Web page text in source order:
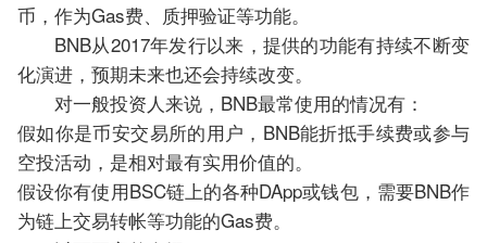
币，作为Gas费、质押验证等功能。
BNB从2017年发行以来，提供的功能有持续不断变
化演进，预期未来也还会持续改变。
对一般投资人来说，BNB最常使用的情况有：
假如你是币安交易所的用户，BNB能折抵手续费或参与
空投活动，是相对最有实用价值的。
假设你有使用BSC链上的各种DApp或钱包，需要BNB作
为链上交易转帐等功能的Gas费。